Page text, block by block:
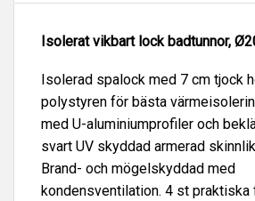
Isolerat vikbart lock badtunnor,
Isolerad spalock med 7 cm tjock
polystyren för bästa
med U-aluminiumprofiler och
svart UV skyddad armerad
Brand- och mögelskyddad med
kondensventilation. 4 st praktiska